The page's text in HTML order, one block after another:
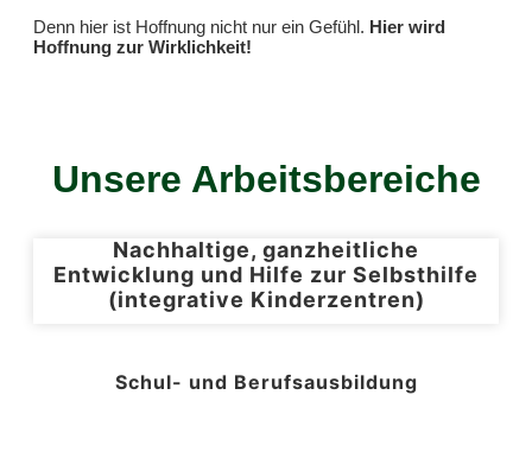
Denn hier ist Hoffnung nicht nur ein Gefühl. Hier wird
Hoffnung zur Wirklichkeit!
Unsere Arbeitsbereiche
Nachhaltige, ganzheitliche
Entwicklung und Hilfe zur Selbsthilfe
(integrative Kinderzentren)
Schul- und Berufsausbildung